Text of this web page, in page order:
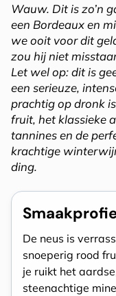
Wauw. Dit is zo’n
een Bordeaux en
we ooit voor dit
zou hij niet
Let wel op: dit is
een serieuze,
prachtig op dronk
fruit, het klassieke
tannines en de
krachtige
ding.
De neus is
snoeperig rood
je ruikt het
steenachtige